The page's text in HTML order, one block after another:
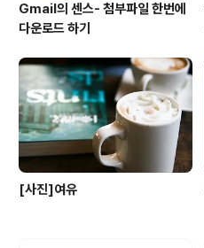
Gmail의 센스- 첨부파일 한번에
다운로드 하기
[사진]여유